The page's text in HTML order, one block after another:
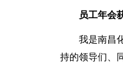
员工年会
我是南昌
持的领导们、